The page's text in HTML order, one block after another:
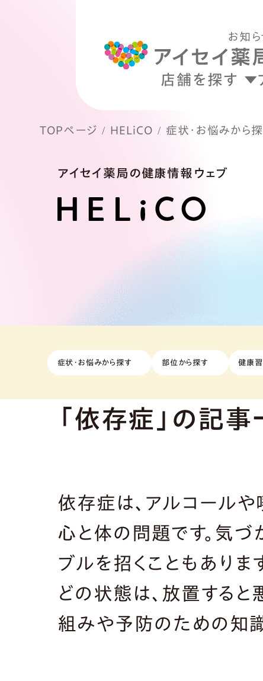
お知ら
店舗を探す
TOPページ HELiCO 症状・お悩みから
アイセイ薬局の健康情報ウェブ
症状・お悩みから探す 部位から探す 健康
「依存症」の記事
依存症は、アルコールや
心と体の問題です。気
ブルを招くこともありま
どの状態は、放置すると
組みや予防のための知識